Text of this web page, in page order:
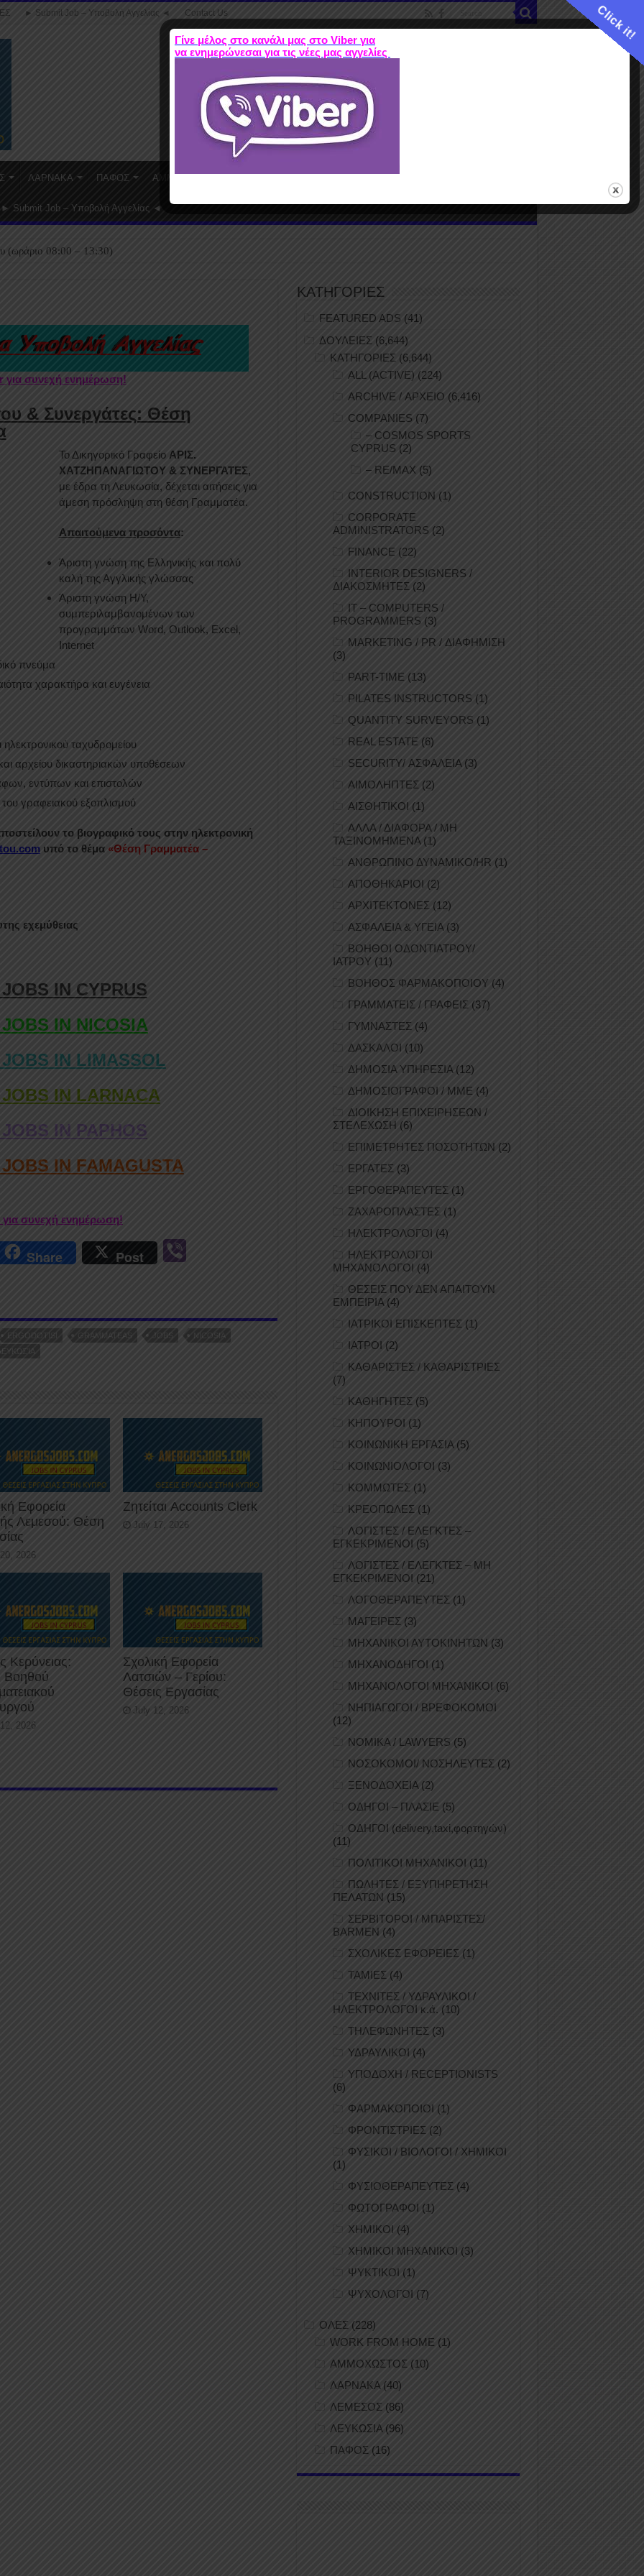
► Submit Job – Υποβολή Αγγελίας ◄ Contact Us
ΛΑΡΝΑΚΑ ΠΑΦΟΣ ΑΜΜΟΧΩΣΤΟΣ
► Submit Job – Υποβολή Αγγελίας ◄
(ωράριο 08:00 – 13:30)
για συνεχή ενημέρωση!
& Συνεργάτες: Θέση
Το Δικηγορικό Γραφείο ΑΡΙΣ.
ΧΑΤΖΗΠΑΝΑΓΙΩΤΟΥ & ΣΥΝΕΡΓΑΤΕΣ,
με έδρα τη Λευκωσία, δέχεται αιτήσεις για
άμεση πρόσληψη στη θέση Γραμματέα.
Απαιτούμενα προσόντα:
Άριστη γνώση της Ελληνικής και πολύ
καλή της Αγγλικής γλώσσας
Άριστη γνώση Η/Υ,
συμπεριλαμβανομένων των
προγραμμάτων Word, Outlook, Excel,
Internet
πνεύμα
χαρακτήρα και ευγένεια
ηλεκτρονικού ταχυδρομείου
αρχείου δικαστηριακών υποθέσεων
εντύπων και επιστολών
γραφειακού εξοπλισμού
το βιογραφικό τους στην ηλεκτρονική
.comυπό το θέμα «Θέση Γραμματέα –
εχεμύθειας
IN CYPRUS
IN NICOSIA
IN LIMASSOL
IN LARNACA
IN PAPHOS
IN FAMAGUSTA
για συνεχή ενημέρωση!
Share Post
ERGODOTISI GRAMMATEAS JOBS
NICOSIA
ΛΕΥΚΩΣΊΑ
Εφορεία
Λεμεσού: Θέση
2026
Ζητείται Accounts Clerk
July 17, 2026
Κερύνειας:
Βοηθού
2026
Σχολική Εφορεία
Λατσιών – Γερίου:
Θέσεις Εργασίας
July 12, 2026
ΚΑΤΗΓΟΡΙΕΣ
FEATURED ADS (41)
ΔΟΥΛΕΙΕΣ (6,644)
ΚΑΤΗΓΟΡΙΕΣ (6,644)
ALL (ACTIVE) (224)
ARCHIVE / ΑΡΧΕΙΟ (6,416)
COMPANIES (7)
– COSMOS SPORTS
CYPRUS (2)
– RE/MAX (5)
CONSTRUCTION (1)
CORPORATE
ADMINISTRATORS (2)
FINANCE (22)
INTERIOR DESIGNERS /
ΔΙΑΚΟΣΜΗΤΕΣ (2)
IT – COMPUTERS /
PROGRAMMERS (3)
MARKETING / PR / ΔΙΑΦΗΜΙΣΗ
(3)
PART-TIME (13)
PILATES INSTRUCTORS (1)
QUANTITY SURVEYORS (1)
REAL ESTATE (6)
SECURITY/ ΑΣΦΑΛΕΙΑ(3)
ΑΙΜΟΛΗΠΤΕΣ (2)
ΑΙΣΘΗΤΙΚΟΙ (1)
ΑΛΛΑ / ΔΙΑΦΟΡΑ / ΜΗ
ΤΑΞΙΝΟΜΗΜΕΝΑ(1)
ΑΝΘΡΩΠΙΝΟ ΔΥΝΑΜΙΚΟ/HR (1)
ΑΠΟΘΗΚΑΡΙΟΙ (2)
ΑΡΧΙΤΕΚΤΟΝΕΣ (12)
ΑΣΦΑΛΕΙΑ & ΥΓΕΙΑ (3)
ΒΟΗΘΟΙ ΟΔΟΝΤΙΑΤΡΟΥ/
ΙΑΤΡΟΥ(11)
ΒΟΗΘΟΣ ΦΑΡΜΑΚΟΠΟΙΟΥ (4)
ΓΡΑΜΜΑΤΕΙΣ / ΓΡΑΦΕΙΣ (37)
ΓΥΜΝΑΣΤΕΣ (4)
ΔΑΣΚΑΛΟΙ (10)
ΔΗΜΟΣΙΑ ΥΠΗΡΕΣΙΑ (12)
ΔΗΜΟΣΙΟΓΡΑΦΟΙ / ΜΜΕ (4)
ΔΙΟΙΚΗΣΗ ΕΠΙΧΕΙΡΗΣΕΩΝ /
ΣΤΕΛΕΧΩΣΗ (6)
ΕΠΙΜΕΤΡΗΤΕΣ ΠΟΣΟΤΗΤΩΝ (2)
ΕΡΓΑΤΕΣ (3)
ΕΡΓΟΘΕΡΑΠΕΥΤΕΣ (1)
ΖΑΧΑΡΟΠΛΑΣΤΕΣ (1)
ΗΛΕΚΤΡΟΛΟΓΟΙ (4)
ΗΛΕΚΤΡΟΛΟΓΟΙ
ΜΗΧΑΝΟΛΟΓΟΙ (4)
ΘΕΣΕΙΣ ΠΟΥ ΔΕΝ ΑΠΑΙΤΟΥΝ
ΕΜΠΕΙΡΙΑ(4)
ΙΑΤΡΙΚΟΙ ΕΠΙΣΚΕΠΤΕΣ (1)
ΙΑΤΡΟΙ (2)
ΚΑΘΑΡΙΣΤΕΣ / ΚΑΘΑΡΙΣΤΡΙΕΣ
(7)
ΚΑΘΗΓΗΤΕΣ (5)
ΚΗΠΟΥΡΟΙ (1)
ΚΟΙΝΩΝΙΚΗ ΕΡΓΑΣΙΑ(5)
ΚΟΙΝΩΝΙΟΛΟΓΟΙ (3)
ΚΟΜΜΩΤΕΣ (1)
ΚΡΕΟΠΩΛΕΣ (1)
ΛΟΓΙΣΤΕΣ / ΕΛΕΓΚΤΕΣ –
ΕΓΚΕΚΡΙΜΕΝΟΙ (5)
ΛΟΓΙΣΤΕΣ / ΕΛΕΓΚΤΕΣ – ΜΗ
ΕΓΚΕΚΡΙΜΕΝΟΙ (21)
ΛΟΓΟΘΕΡΑΠΕΥΤΕΣ (1)
ΜΑΓΕΙΡΕΣ (3)
ΜΗΧΑΝΙΚΟΙ ΑΥΤΟΚΙΝΗΤΩΝ (3)
ΜΗΧΑΝΟΔΗΓΟΙ (1)
ΜΗΧΑΝΟΛΟΓΟΙ ΜΗΧΑΝΙΚΟΙ (6)
ΝΗΠΙΑΓΩΓΟΙ / ΒΡΕΦΟΚΟΜΟΙ
(12)
ΝΟΜΙΚΑ / LAWYERS (5)
ΝΟΣΟΚΟΜΟΙ/ ΝΟΣΗΛΕΥΤΕΣ (2)
ΞΕΝΟΔΟΧΕΙΑ(2)
ΟΔΗΓΟΙ – ΠΛΑΣΙΕ (5)
ΟΔΗΓΟΙ (delivery,taxi,φορτηγών)
(11)
ΠΟΛΙΤΙΚΟΙ ΜΗΧΑΝΙΚΟΙ (11)
ΠΩΛΗΤΕΣ / ΕΞΥΠΗΡΕΤΗΣΗ
ΠΕΛΑΤΩΝ (15)
ΣΕΡΒΙΤΟΡΟΙ / ΜΠΑΡΙΣΤΕΣ/
BARMEN (4)
ΣΧΟΛΙΚΕΣ ΕΦΟΡΕΙΕΣ (1)
ΤΑΜΙΕΣ (4)
ΤΕΧΝΙΤΕΣ / ΥΔΡΑΥΛΙΚΟΙ /
ΗΛΕΚΤΡΟΛΟΓΟΙ κ.ά. (10)
ΤΗΛΕΦΩΝΗΤΕΣ (3)
ΥΔΡΑΥΛΙΚΟΙ (4)
ΥΠΟΔΟΧΗ / RECEPTIONISTS
(6)
ΦΑΡΜΑΚΟΠΟΙΟΙ (1)
ΦΡΟΝΤΙΣΤΡΙΕΣ (2)
ΦΥΣΙΚΟΙ / ΒΙΟΛΟΓΟΙ / ΧΗΜΙΚΟΙ
(1)
ΦΥΣΙΟΘΕΡΑΠΕΥΤΕΣ (4)
ΦΩΤΟΓΡΑΦΟΙ (1)
ΧΗΜΙΚΟΙ (4)
ΧΗΜΙΚΟΙ ΜΗΧΑΝΙΚΟΙ (3)
ΨΥΚΤΙΚΟΙ (1)
ΨΥΧΟΛΟΓΟΙ (7)
ΟΛΕΣ (228)
WORK FROM HOME (1)
ΑΜΜΟΧΩΣΤΟΣ (10)
ΛΑΡΝΑΚΑ (40)
ΛΕΜΕΣΟΣ (86)
ΛΕΥΚΩΣΙΑ(96)
ΠΑΦΟΣ (16)
Click it!
Γίνε μέλος στο κανάλι μας στο Viber για
να ενημερώνεσαι για τις νέες μας αγγελίες